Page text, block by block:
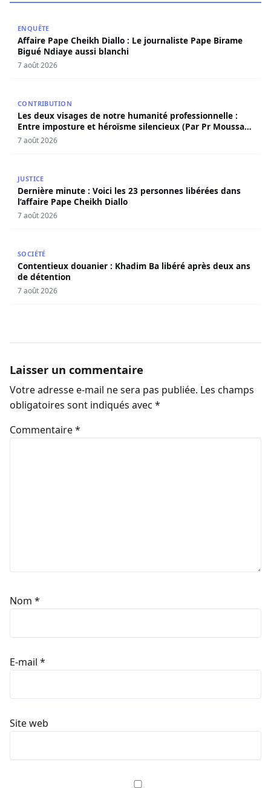
ENQUÊTE
Affaire Pape Cheikh Diallo : Le journaliste Pape Birame
Bigué Ndiaye aussi blanchi
7 août 2026
CONTRIBUTION
Les deux visages de notre humanité professionnelle :
Entre imposture et héroïsme silencieux (Par Pr Moussa
Seydi)
7 août 2026
JUSTICE
Dernière minute : Voici les 23 personnes libérées dans
l’affaire Pape Cheikh Diallo
7 août 2026
SOCIÉTÉ
Contentieux douanier : Khadim Ba libéré après deux ans
de détention
7 août 2026
Laisser un commentaire
Votre adresse e-mail ne sera pas publiée. Les champs
obligatoires sont indiqués avec *
Commentaire*
Nom *
E-mail *
Site web